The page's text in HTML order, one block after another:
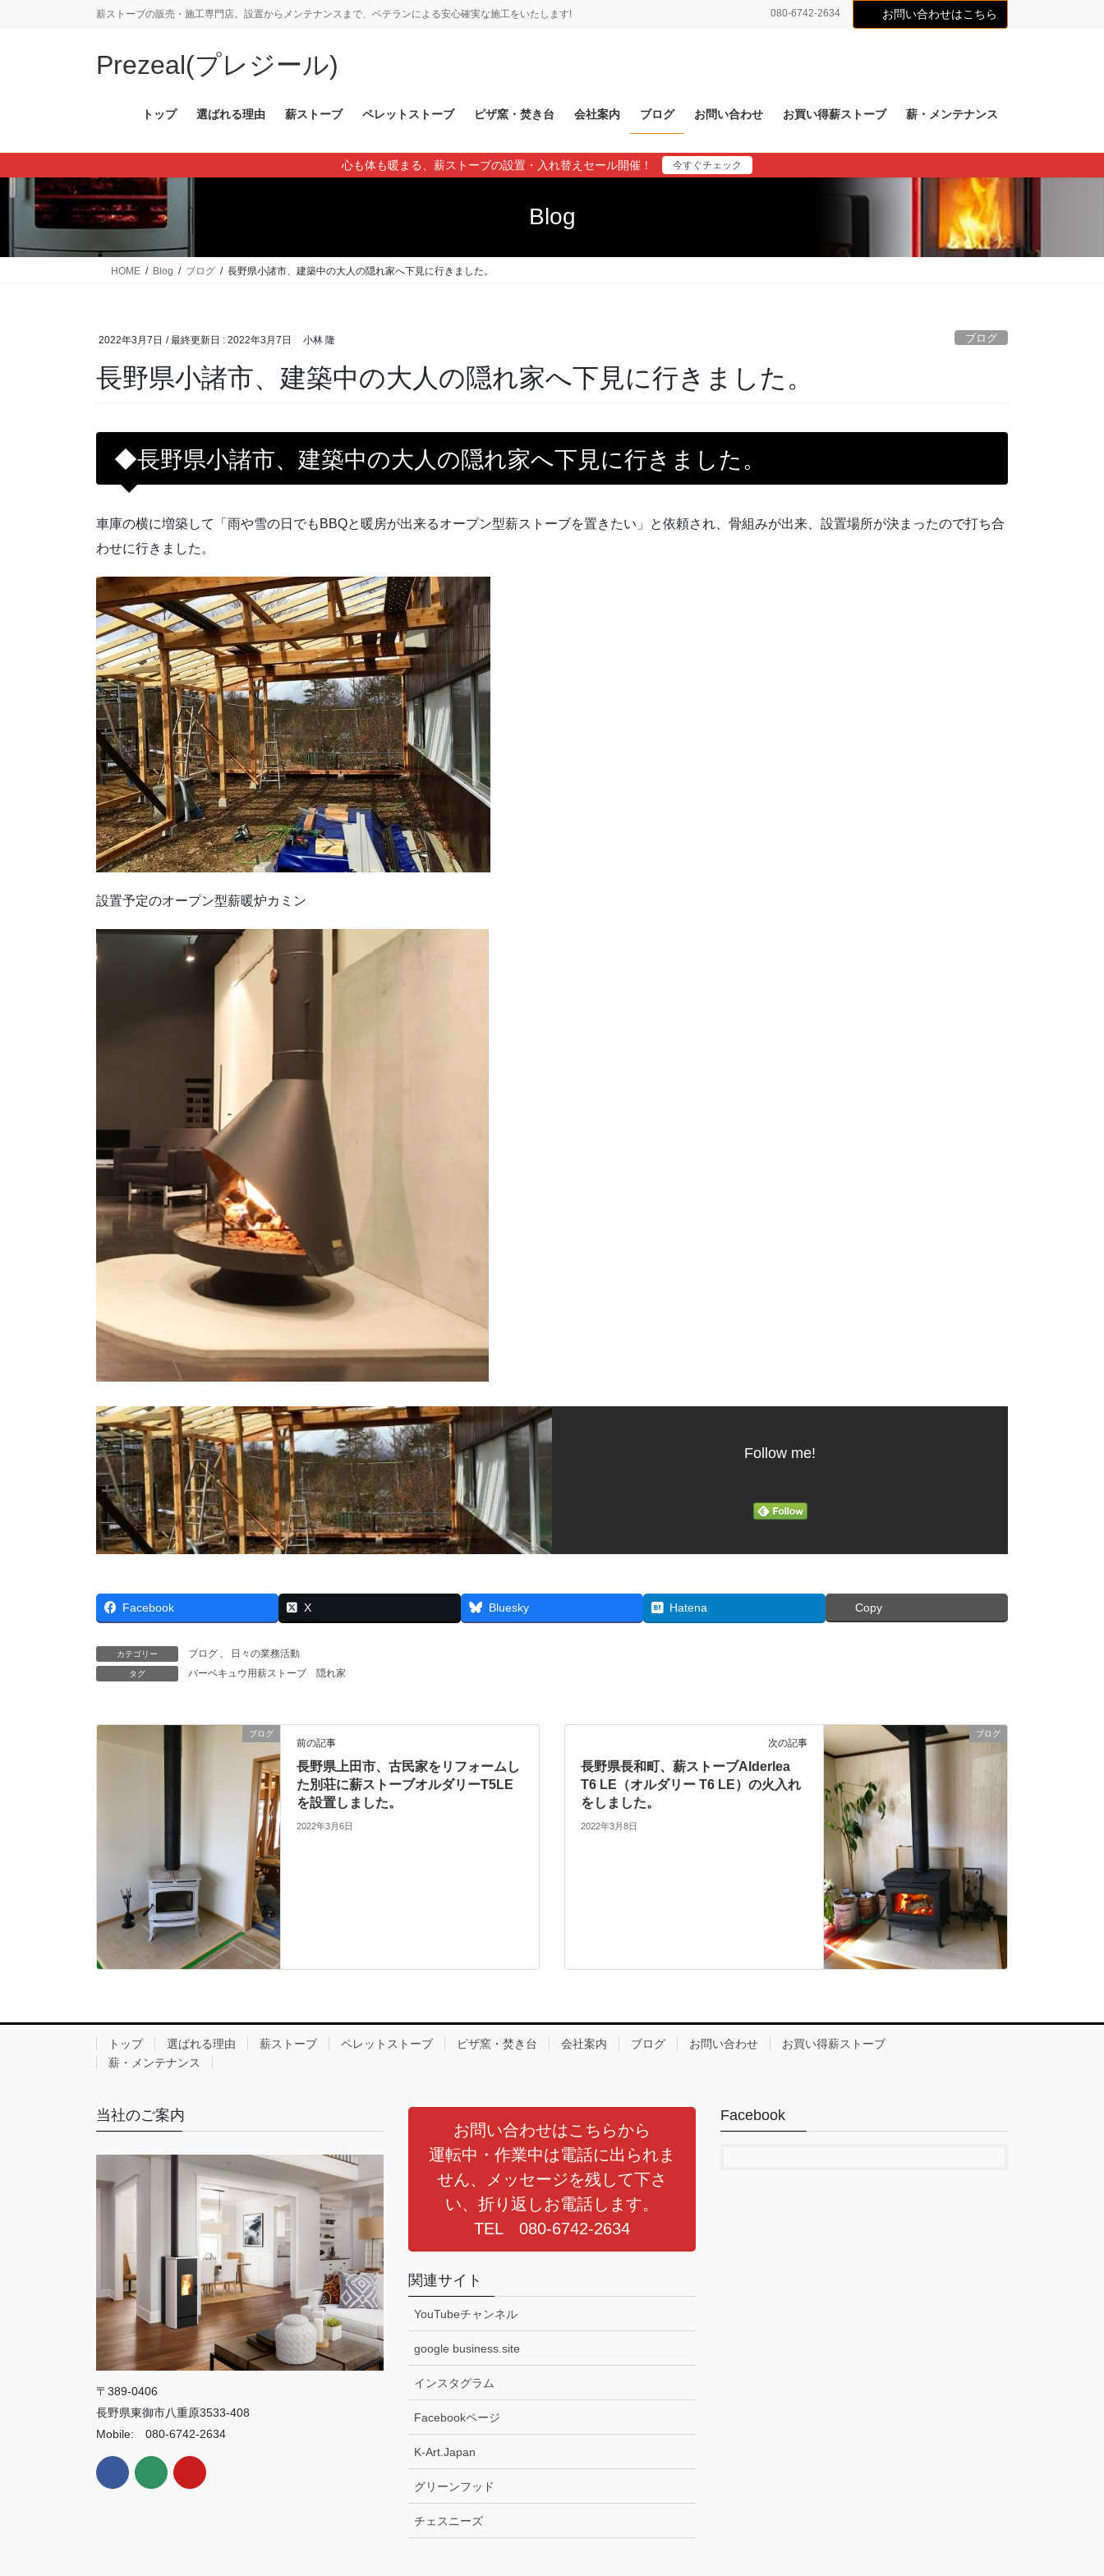
薪ストーブの販売・施工専門店。設置からメンテナンスまで、ベテランによる安心確実な施工をいたします! 080-6742-2634 お問い合わせはこちら
Prezeal(プレジール)
トップ 選ばれる理由 薪ストーブ ペレットストーブ ピザ窯・焚き台 会社案内 ブログ お問い合わせ お買い得薪ストーブ 薪・メンテナンス
心も体も暖まる、薪ストーブの設置・入れ替えセール開催！ 今すぐチェック
Blog
HOME Blog ブログ 長野県小諸市、建築中の大人の隠れ家へ下見に行きました。
2022年3月7日 / 最終更新日 : 2022年3月7日 小林 隆 ブログ
長野県小諸市、建築中の大人の隠れ家へ下見に行きました。
◆長野県小諸市、建築中の大人の隠れ家へ下見に行きました。
車庫の横に増築して「雨や雪の日でもBBQと暖房が出来るオープン型薪ストーブを置きたい」と依頼され、骨組みが出来、設置場所が決まったので打ち合
わせに行きました。
設置予定のオープン型薪暖炉カミン
Follow me!
Facebook X Bluesky Hatena Copy
カテゴリー ブログ 日々の業務活動
タグ バーベキュウ用薪ストーブ 隠れ家
ブログ
前の記事
長野県上田市、古民家をリフォームし
た別荘に薪ストーブオルダリーT5LE
を設置しました。
2022年3月6日
ブログ
次の記事
長野県長和町、薪ストーブAlderlea
T6 LE（オルダリー T6 LE）の火入れ
をしました。
2022年3月8日
トップ 選ばれる理由 薪ストーブ ペレットストーブ ピザ窯・焚き台 会社案内 ブログ お問い合わせ
お買い得薪ストーブ
薪・メンテナンス
当社のご案内
〒389-0406
長野県東御市八重原3533-408
Mobile: 080-6742-2634
お問い合わせはこちらから
運転中・作業中は電話に出られま
せん、メッセージを残して下さ
い、折り返しお電話します。
TEL 080-6742-2634
関連サイト
YouTubeチャンネル
google business.site
インスタグラム
Facebookページ
K-Art.Japan
グリーンフッド
チェスニーズ
Facebook